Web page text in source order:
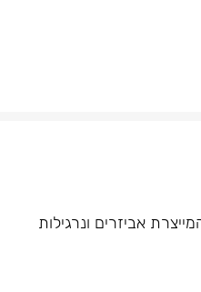
אביזרים ונרגילות